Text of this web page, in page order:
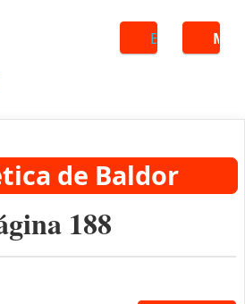
Buscar
de Baldor
188